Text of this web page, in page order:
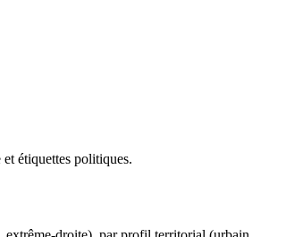
étiquettes politiques.